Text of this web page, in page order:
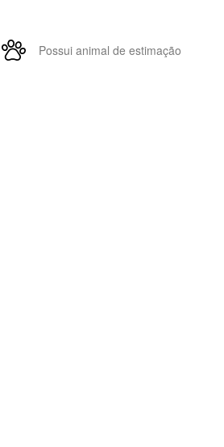
Possui animal de estimação